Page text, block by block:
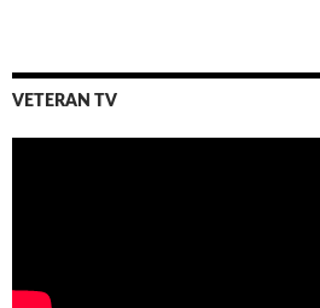
VETERAN TV